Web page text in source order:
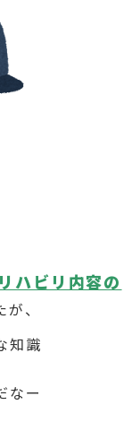
ハビリ内容の
、
知識
なー